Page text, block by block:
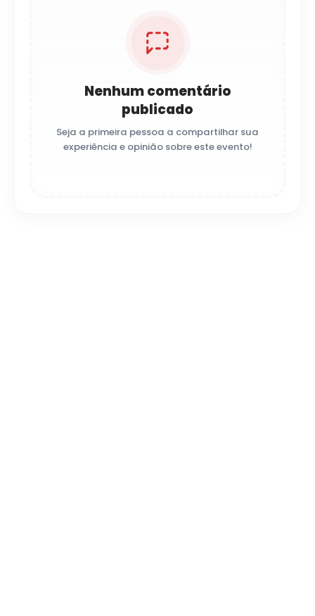
Nenhum comentário
publicado
Seja a primeira pessoa a compartilhar sua
experiência e opinião sobre este evento!